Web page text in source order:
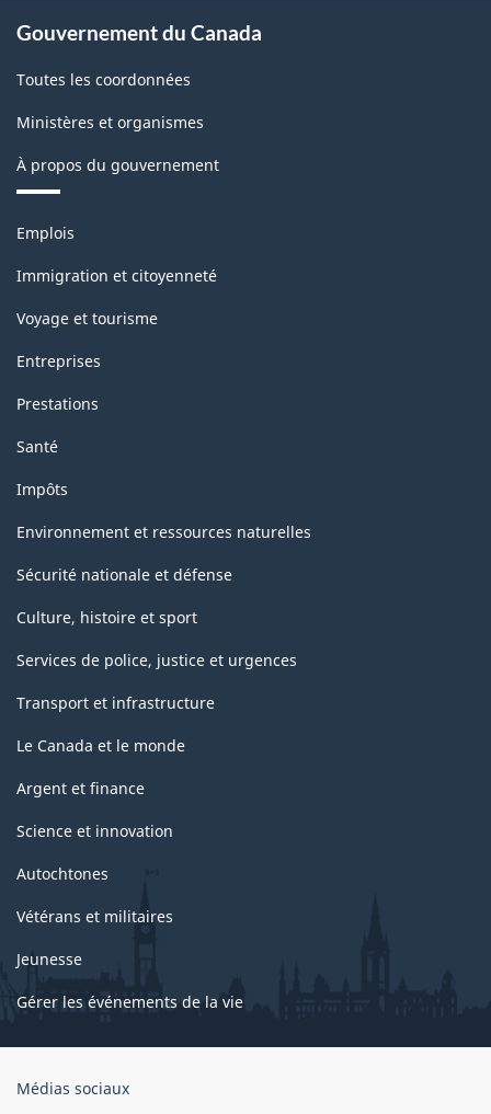
Gouvernement du Canada
Toutes les coordonnées
Ministères et organismes
À propos du gouvernement
Thèmes
sujets
Emplois
Immigration et citoyenneté
Voyage et tourisme
Entreprises
Prestations
Santé
Impôts
Environnement et ressources naturelles
Sécurité nationale et défense
Culture, histoire et sport
Services de police, justice et urgences
Transport et infrastructure
Le Canada et le monde
Argent et finance
Science et innovation
Autochtones
Vétérans et militaires
Jeunesse
Gérer les événements de la vie
Organisation
Médias sociaux